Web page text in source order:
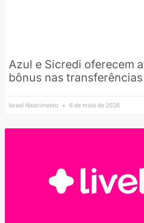
Azul e Sicredi oferecem
bônus nas transferências
Israel Nascimento 6 de maio de 2026